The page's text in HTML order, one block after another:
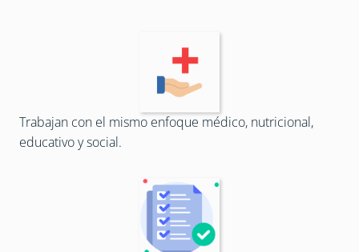
Trabajan con el mismo enfoque médico, nutricional,
educativo y social.